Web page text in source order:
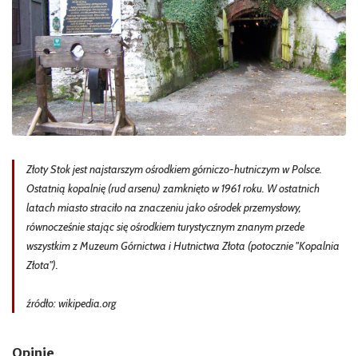
Złoty Stok jest najstarszym ośrodkiem górniczo-hutniczym w Polsce.
Ostatnią kopalnię (rud arsenu) zamknięto w 1961 roku. W ostatnich
latach miasto straciło na znaczeniu jako ośrodek przemysłowy,
równocześnie stając się ośrodkiem turystycznym znanym przede
wszystkim z Muzeum Górnictwa i Hutnictwa Złota (potocznie "Kopalnia
Złota").
źródło: wikipedia.org
Opinie